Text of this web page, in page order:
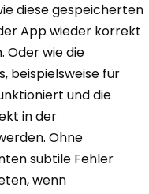
diese gespeicherten
App wieder korrekt
Oder wie die
beispielsweise für
und die
in der
Ohne
subtile Fehler
wenn